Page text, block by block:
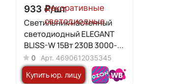
933 ₽/шт
Светильник настенный
светодиодный ELEGANT
BLISS-W 15Вт 230В 3000-
6500K 1200Лм STEP
COLOR белый IN HOME
0 Арт. 4690612035345
Купить юр. лицу